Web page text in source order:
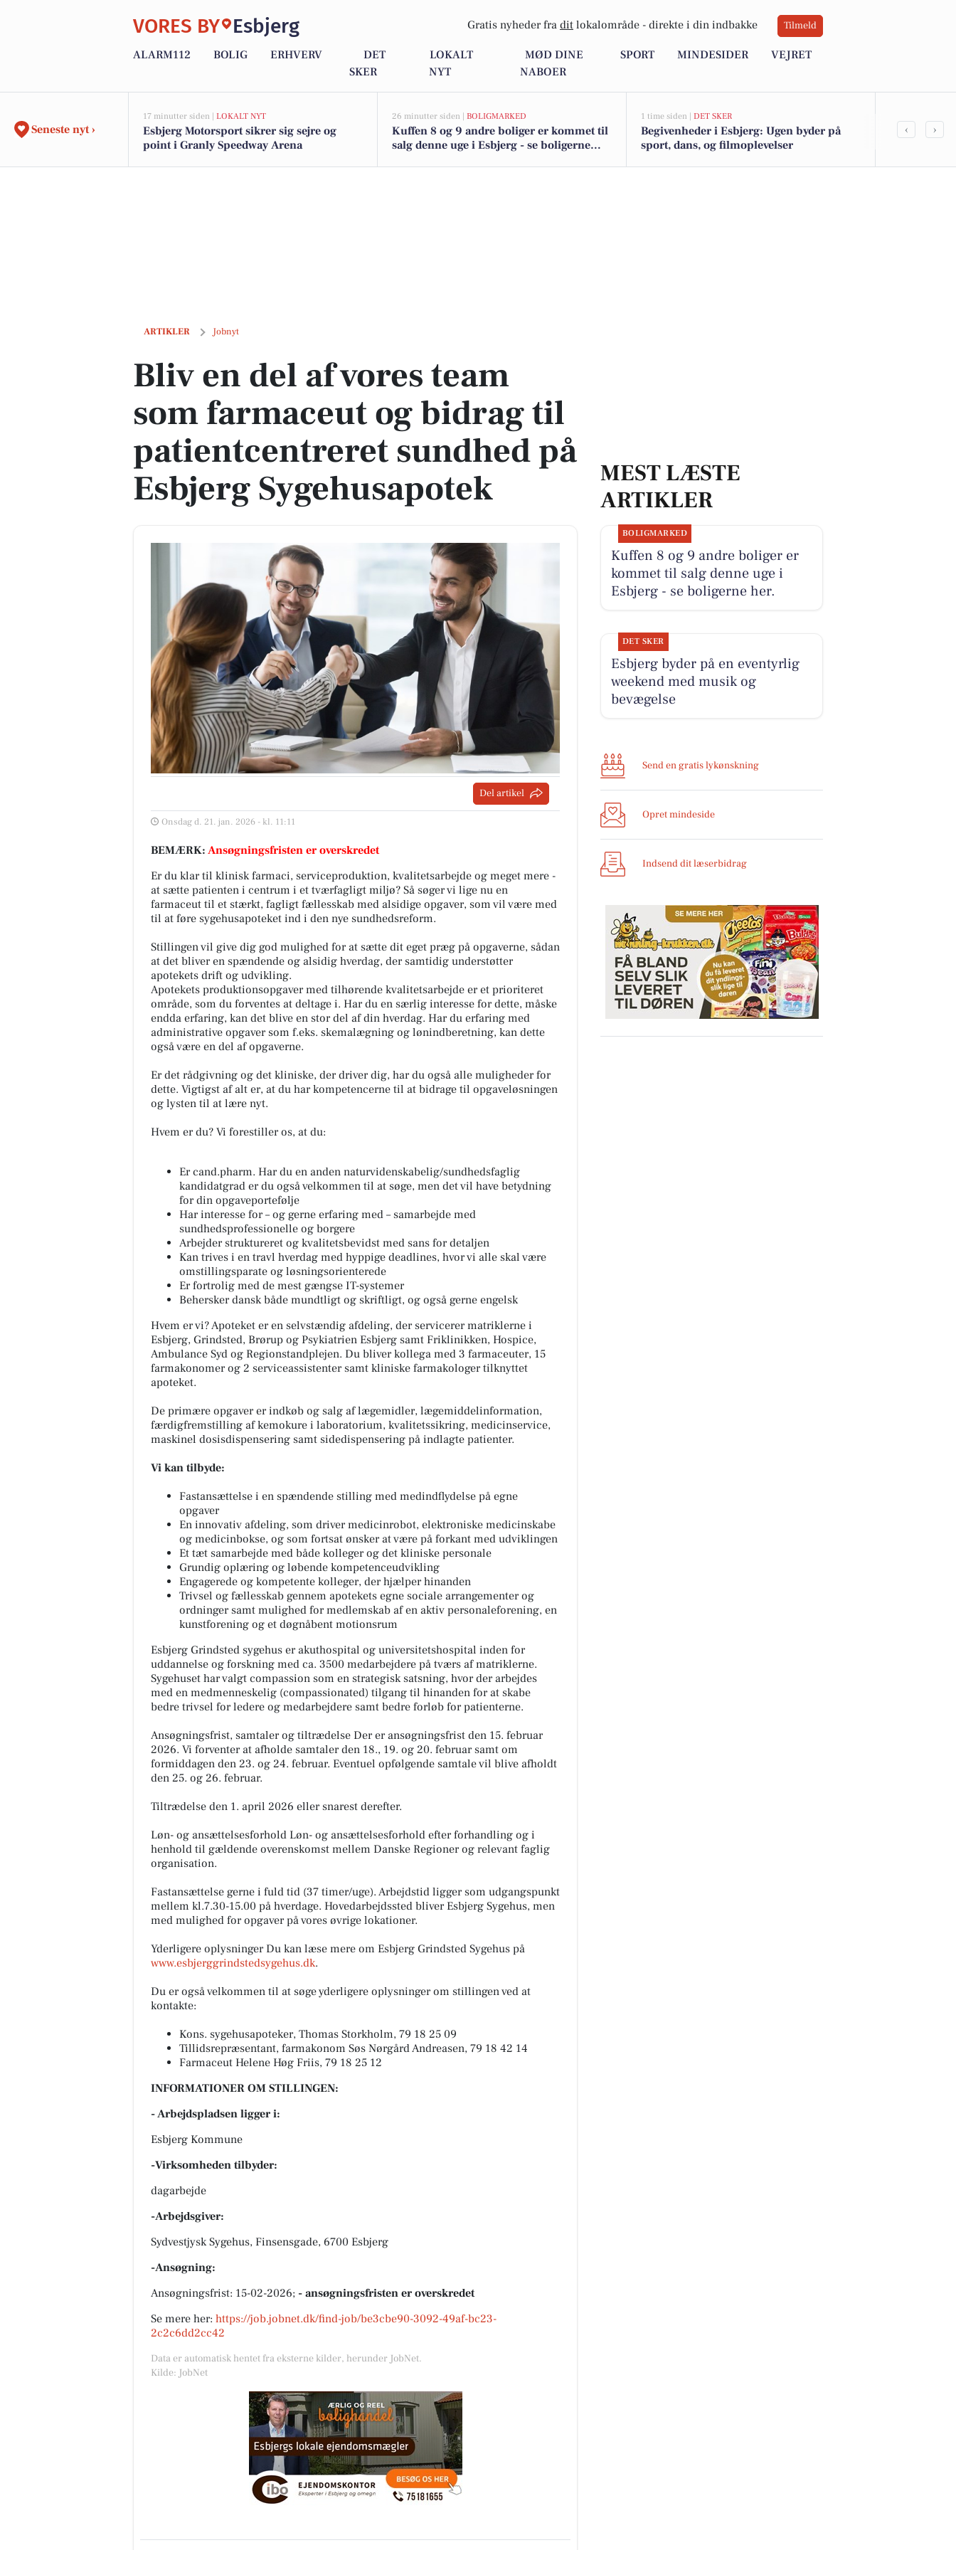
VORES BY Esbjerg Gratis nyheder fra dit lokalområde - direkte i din indbakke Tilmeld
ALARM112 BOLIG ERHVERV
DET
SKER
LOKALT
NYT
MØD DINE
NABOER
SPORT MINDESIDER VEJRET
Seneste nyt ›
17 minutter siden | LOKALT NYT
Esbjerg Motorsport sikrer sig sejre og
point i Granly Speedway Arena
26 minutter siden | BOLIGMARKED
Kuffen 8 og 9 andre boliger er kommet til
salg denne uge i Esbjerg - se boligerne
1 time siden | DET SKER
Begivenheder i Esbjerg: Ugen byder på
sport, dans, og filmoplevelser
Esbjerg
‹ ›
ARTIKLER Jobnyt
Bliv en del af vores team som farmaceut og bidrag til patientcentreret sundhed på Esbjerg Sygehusapotek
Bliv en del af vores team
som farmaceut og bidrag til
patientcentreret sundhed på
Esbjerg Sygehusapotek
Del artikel
Onsdag d. 21. jan. 2026 - kl. 11:11
BEMÆRK: Ansøgningsfristen er overskredet
Er du klar til klinisk farmaci, serviceproduktion, kvalitetsarbejde og meget mere -
at sætte patienten i centrum i et tværfagligt miljø? Så søger vi lige nu en
farmaceut til et stærkt, fagligt fællesskab med alsidige opgaver, som vil være med
til at føre sygehusapoteket ind i den nye sundhedsreform.
Stillingen vil give dig god mulighed for at sætte dit eget præg på opgaverne, sådan
at det bliver en spændende og alsidig hverdag, der samtidig understøtter
apotekets drift og udvikling.
Apotekets produktionsopgaver med tilhørende kvalitetsarbejde er et prioriteret
område, som du forventes at deltage i. Har du en særlig interesse for dette, måske
endda erfaring, kan det blive en stor del af din hverdag. Har du erfaring med
administrative opgaver som f.eks. skemalægning og lønindberetning, kan dette
også være en del af opgaverne.
Er det rådgivning og det kliniske, der driver dig, har du også alle muligheder for
dette. Vigtigst af alt er, at du har kompetencerne til at bidrage til opgaveløsningen
og lysten til at lære nyt.
Hvem er du? Vi forestiller os, at du:
Er cand.pharm. Har du en anden naturvidenskabelig/sundhedsfaglig
kandidatgrad er du også velkommen til at søge, men det vil have betydning
for din opgaveportefølje
Har interesse for – og gerne erfaring med – samarbejde med
sundhedsprofessionelle og borgere
Arbejder struktureret og kvalitetsbevidst med sans for detaljen
Kan trives i en travl hverdag med hyppige deadlines, hvor vi alle skal være
omstillingsparate og løsningsorienterede
Er fortrolig med de mest gængse IT-systemer
Behersker dansk både mundtligt og skriftligt, og også gerne engelsk
Hvem er vi? Apoteket er en selvstændig afdeling, der servicerer matriklerne i
Esbjerg, Grindsted, Brørup og Psykiatrien Esbjerg samt Friklinikken, Hospice,
Ambulance Syd og Regionstandplejen. Du bliver kollega med 3 farmaceuter, 15
farmakonomer og 2 serviceassistenter samt kliniske farmakologer tilknyttet
apoteket.
De primære opgaver er indkøb og salg af lægemidler, lægemiddelinformation,
færdigfremstilling af kemokure i laboratorium, kvalitetssikring, medicinservice,
maskinel dosisdispensering samt sidedispensering på indlagte patienter.
Vi kan tilbyde:
Fastansættelse i en spændende stilling med medindflydelse på egne
opgaver
En innovativ afdeling, som driver medicinrobot, elektroniske medicinskabe
og medicinbokse, og som fortsat ønsker at være på forkant med udviklingen
Et tæt samarbejde med både kolleger og det kliniske personale
Grundig oplæring og løbende kompetenceudvikling
Engagerede og kompetente kolleger, der hjælper hinanden
Trivsel og fællesskab gennem apotekets egne sociale arrangementer og
ordninger samt mulighed for medlemskab af en aktiv personaleforening, en
kunstforening og et døgnåbent motionsrum
Esbjerg Grindsted sygehus er akuthospital og universitetshospital inden for
uddannelse og forskning med ca. 3500 medarbejdere på tværs af matriklerne.
Sygehuset har valgt compassion som en strategisk satsning, hvor der arbejdes
med en medmenneskelig (compassionated) tilgang til hinanden for at skabe
bedre trivsel for ledere og medarbejdere samt bedre forløb for patienterne.
Ansøgningsfrist, samtaler og tiltrædelse Der er ansøgningsfrist den 15. februar
2026. Vi forventer at afholde samtaler den 18., 19. og 20. februar samt om
formiddagen den 23. og 24. februar. Eventuel opfølgende samtale vil blive afholdt
den 25. og 26. februar.
Tiltrædelse den 1. april 2026 eller snarest derefter.
Løn- og ansættelsesforhold Løn- og ansættelsesforhold efter forhandling og i
henhold til gældende overenskomst mellem Danske Regioner og relevant faglig
organisation.
Fastansættelse gerne i fuld tid (37 timer/uge). Arbejdstid ligger som udgangspunkt
mellem kl.7.30-15.00 på hverdage. Hovedarbejdssted bliver Esbjerg Sygehus, men
med mulighed for opgaver på vores øvrige lokationer.
Yderligere oplysninger Du kan læse mere om Esbjerg Grindsted Sygehus på
www.esbjerggrindstedsygehus.dk.
Du er også velkommen til at søge yderligere oplysninger om stillingen ved at
kontakte:
Kons. sygehusapoteker, Thomas Storkholm, 79 18 25 09
Tillidsrepræsentant, farmakonom Søs Nørgård Andreasen, 79 18 42 14
Farmaceut Helene Høg Friis, 79 18 25 12
INFORMATIONER OM STILLINGEN:
- Arbejdspladsen ligger i:
Esbjerg Kommune
-Virksomheden tilbyder:
dagarbejde
-Arbejdsgiver:
Sydvestjysk Sygehus, Finsensgade, 6700 Esbjerg
-Ansøgning:
Ansøgningsfrist: 15-02-2026; - ansøgningsfristen er overskredet
Se mere her: https://job.jobnet.dk/find-job/be3cbe90-3092-49af-bc23-
2c2c6dd2cc42
Data er automatisk hentet fra eksterne kilder, herunder JobNet.
Kilde: JobNet
MEST LÆSTE
ARTIKLER
BOLIGMARKED
Kuffen 8 og 9 andre boliger er
kommet til salg denne uge i
Esbjerg - se boligerne her.
DET SKER
Esbjerg byder på en eventyrlig
weekend med musik og
bevægelse
Send en gratis lykønskning
Opret mindeside
Indsend dit læserbidrag